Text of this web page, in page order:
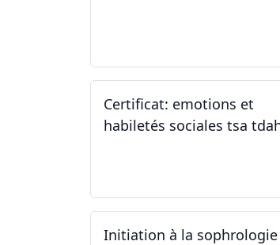
Certificat: emotions et
habiletés sociales tsa
Initiation à la sophrologie